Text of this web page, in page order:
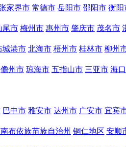
家界市 常德市 岳阳市 邵阳市 衡阳
尾市 梅州市 惠州市 肇庆市 茂名市
城港市 北海市 梧州市 桂林市 柳州
儋州市 琼海市 五指山市 三亚市 海
巴中市 雅安市 达州市 广安市 宜宾
布依族苗族自治州 铜仁地区 安顺